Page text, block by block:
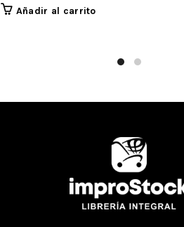
Añadir al carrito